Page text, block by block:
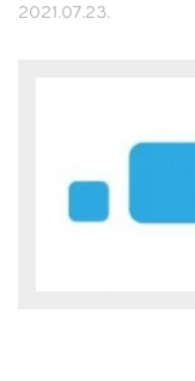
2021.07.23.